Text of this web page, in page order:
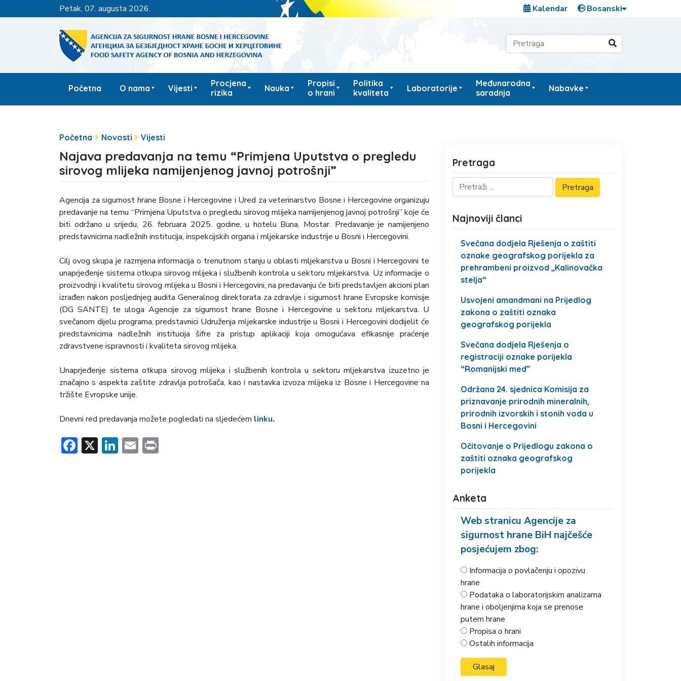
petak, 07. augusta 2026. Kalendar
Početna O nama Vijesti
Procjena
rizika
Nauka
Propisi
o hrani
Politika
kvaliteta
Laboratorije
Međunarodna
saradnja
Nabavke
Početna Novosti Vijesti
Najava predavanja na temu “Primjena Uputstva o pregledu
sirovog mlijeka namijenjenog javnoj potrošnji”
Agencija za sigurnost hrane Bosne i Hercegovine i Ured za veterinarstvo Bosne i Hercegovine organizuju
predavanje na temu “Primjena Uputstva o pregledu sirovog mlijeka namijenjenog javnoj potrošnji” koje će
biti održano u srijedu, 26. februara 2025. godine, u hotelu Buna, Mostar. Predavanje je namijenjeno
predstavnicima nadležnih institucija, inspekcijskih organa i mljekarske industrije u Bosni i Hercegovini.
Cilj ovog skupa je razmjena informacija o trenutnom stanju u oblasti mljekarstva u Bosni i Hercegovini te
unaprjeđenje sistema otkupa sirovog mlijeka i službenih kontrola u sektoru mljekarstva. Uz informacije o
proizvodnji i kvalitetu sirovog mlijeka u Bosni i Hercegovini, na predavanju će biti predstavljen akcioni plan
izrađen nakon posljednjeg audita Generalnog direktorata za zdravlje i sigurnost hrane Evropske komisije
(DG SANTE) te uloga Agencije za sigurnost hrane Bosne i Hercegovine u sektoru mljekarstva. U
svečanom dijelu programa, predstavnici Udruženja mljekarske industrije u Bosni i Hercegovini dodijelit će
predstavnicima nadležnih institucija šifre za pristup aplikaciji koja omogućava efikasnije praćenje
zdravstvene ispravnosti i kvaliteta sirovog mlijeka.
Unaprjeđenje sistema otkupa sirovog mlijeka i službenih kontrola u sektoru mljekarstva izuzetno je
značajno s aspekta zaštite zdravlja potrošača, kao i nastavka izvoza mlijeka iz Bosne i Hercegovine na
tržište Evropske unije.
Dnevni red predavanja možete pogledati na sljedećem linku.
Facebook
X LinkedIn
Email
Pretraga
Najnoviji članci
Svečana dodjela Rješenja o zaštiti
oznake geografskog porijekla za
prehrambeni proizvod „Kalinovačka
stelja“
Usvojeni amandmani na Prijedlog
zakona o zaštiti oznaka
geografskog porijekla
Svečana dodjela Rješenja o
registraciji oznake porijekla
“Romanijski med”
Održana 24. sjednica Komisija za
priznavanje prirodnih mineralnih,
prirodnih izvorskih i stonih voda u
Bosni i Hercegovini
Očitovanje o Prijedlogu zakona o
zaštiti oznaka geografskog
porijekla
Anketa
Web stranicu Agencije za
sigurnost hrane BiH najčešće
posjećujem zbog:
Informacija o povlačenju i opozivu
hrane
Podataka o laboratorijskim analizama
hrane i oboljenjima koja se prenose
putem hrane
Propisa o hrani
Ostalih informacija